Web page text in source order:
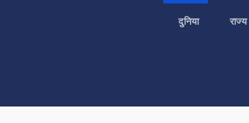
दुनिया राज्य